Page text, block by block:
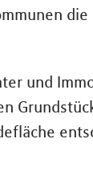
und